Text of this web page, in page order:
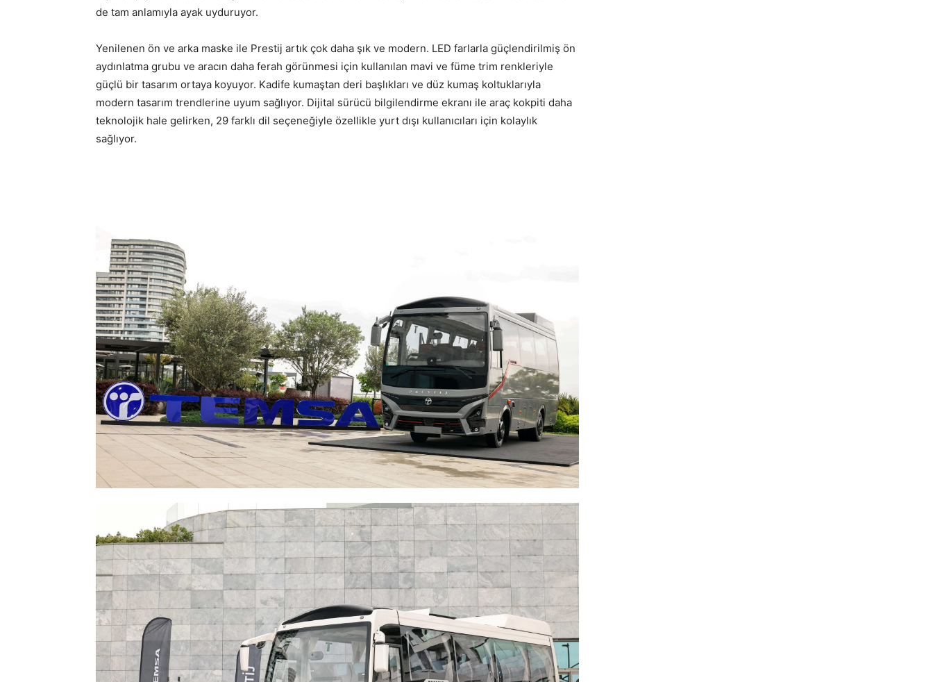
de tam anlamıyla ayak uyduruyor.
Yenilenen ön ve arka maske ile Prestij artık çok daha şık ve modern. LED farlarla güçlendirilmiş ön
aydınlatma grubu ve aracın daha ferah görünmesi için kullanılan mavi ve füme trim renkleriyle
güçlü bir tasarım ortaya koyuyor. Kadife kumaştan deri başlıkları ve düz kumaş koltuklarıyla
modern tasarım trendlerine uyum sağlıyor. Dijital sürücü bilgilendirme ekranı ile araç kokpiti daha
teknolojik hale gelirken, 29 farklı dil seçeneğiyle özellikle yurt dışı kullanıcıları için kolaylık
sağlıyor.